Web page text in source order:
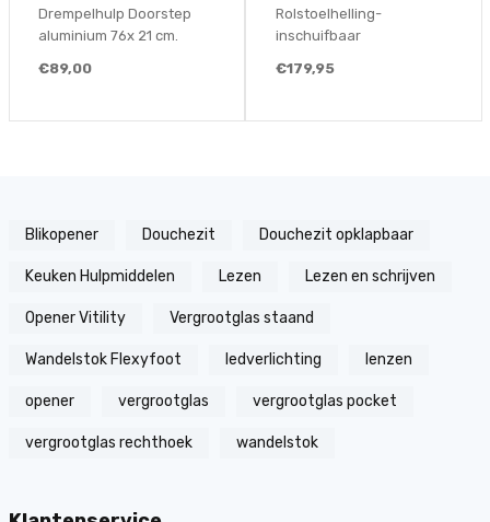
Drempelhulp Doorstep
aluminium 76x 21 cm.
€89,00
Rolstoelhelling-
inschuifbaar
€179,95
Blikopener Douchezit Douchezit opklapbaar
Keuken Hulpmiddelen Lezen Lezen en schrijven
Opener Vitility Vergrootglas staand
Wandelstok Flexyfoot ledverlichting lenzen
opener vergrootglas vergrootglas pocket
vergrootglas rechthoek wandelstok